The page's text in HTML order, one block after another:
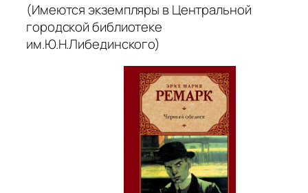
(Имеются экземпляры в Центральной
городской библиотеке
им.Ю.Н.Либединского)